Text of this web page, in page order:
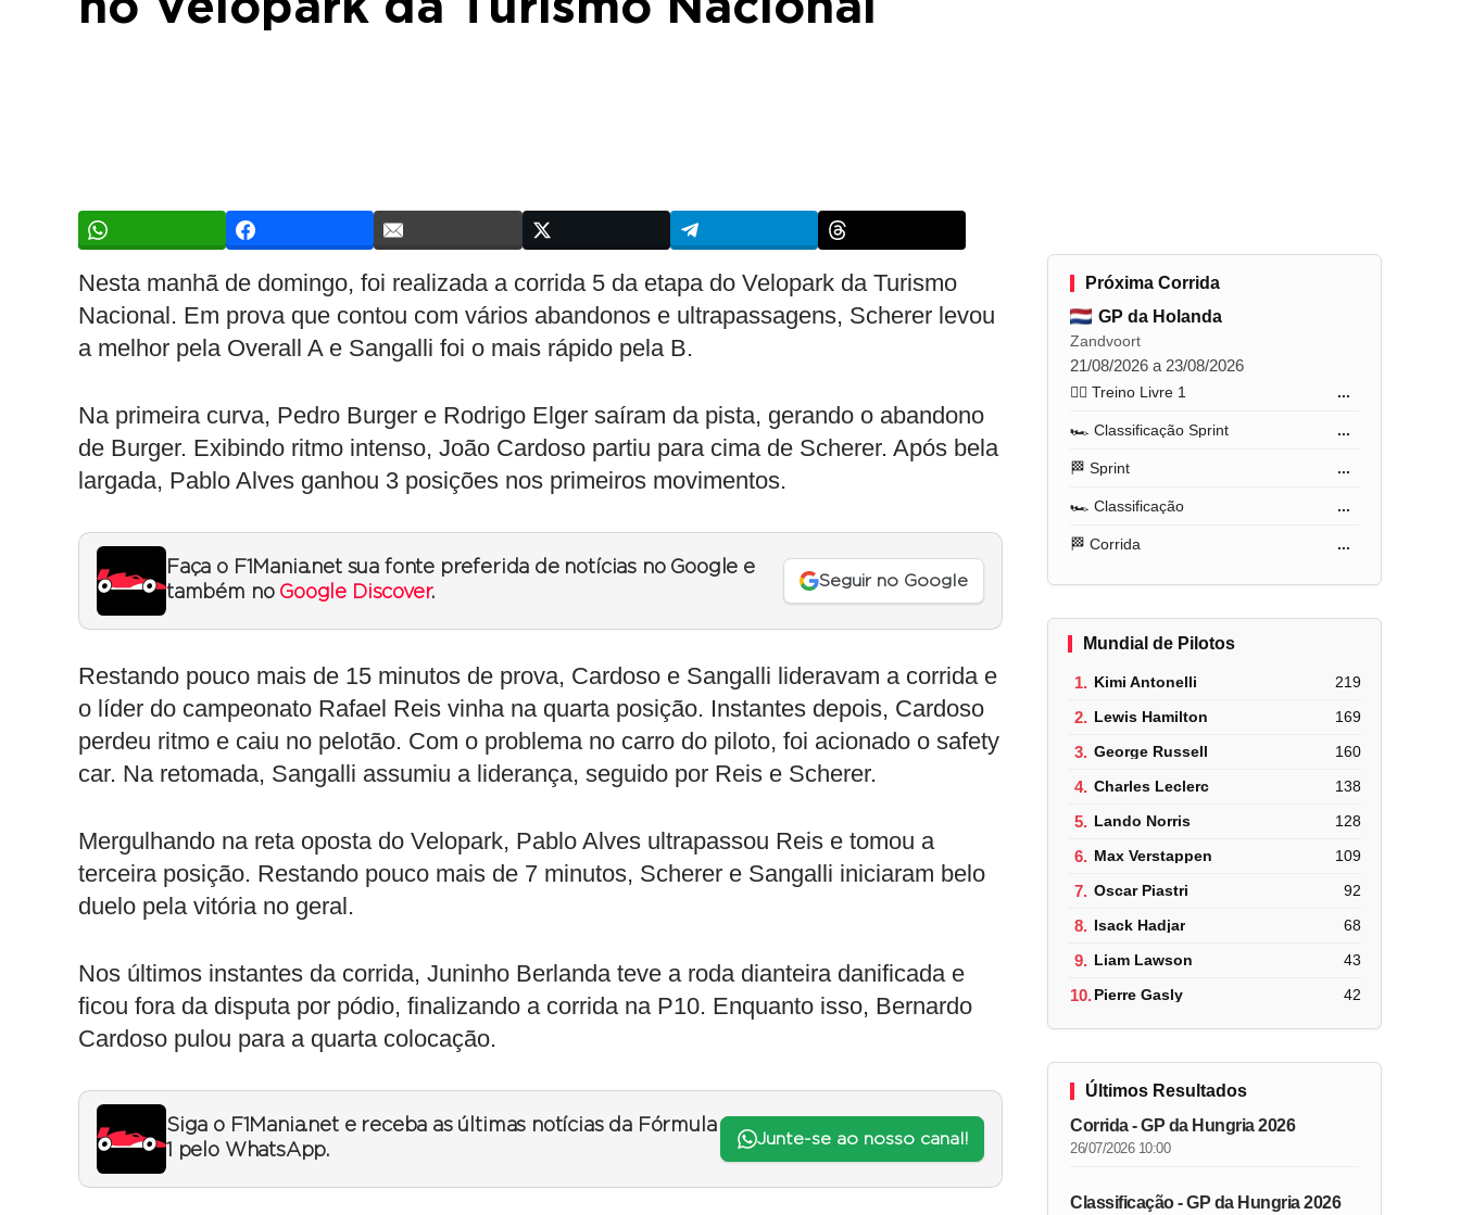
Nesta manhã de domingo, foi realizada a corrida 5 da etapa do Velopark da Turismo
Nacional. Em prova que contou com vários abandonos e ultrapassagens, Scherer levou
a melhor pela Overall A e Sangalli foi o mais rápido pela B.
Na primeira curva, Pedro Burger e Rodrigo Elger saíram da pista, gerando o abandono
de Burger. Exibindo ritmo intenso, João Cardoso partiu para cima de Scherer. Após bela
largada, Pablo Alves ganhou 3 posições nos primeiros movimentos.
Faça o F1Mania.net sua fonte preferida de notícias no Google e
também no Google Discover.
Seguir no Google
Restando pouco mais de 15 minutos de prova, Cardoso e Sangalli lideravam a corrida e
o líder do campeonato Rafael Reis vinha na quarta posição. Instantes depois, Cardoso
perdeu ritmo e caiu no pelotão. Com o problema no carro do piloto, foi acionado o safety
car. Na retomada, Sangalli assumiu a liderança, seguido por Reis e Scherer.
Mergulhando na reta oposta do Velopark, Pablo Alves ultrapassou Reis e tomou a
terceira posição. Restando pouco mais de 7 minutos, Scherer e Sangalli iniciaram belo
duelo pela vitória no geral.
Nos últimos instantes da corrida, Juninho Berlanda teve a roda dianteira danificada e
ficou fora da disputa por pódio, finalizando a corrida na P10. Enquanto isso, Bernardo
Cardoso pulou para a quarta colocação.
Siga o F1Mania.net e receba as últimas notícias da Fórmula
1 pelo WhatsApp.
Junte-se ao nosso canal!
Próxima Corrida
GP da Holanda
Zandvoort
21/08/2026 a 23/08/2026
🏋️‍♂️ Treino Livre 1 ...
🏎️ Classificação Sprint ...
🏁 Sprint ...
🏎️ Classificação ...
🏁 Corrida ...
Mundial de Pilotos
1. Kimi Antonelli 219
2. Lewis Hamilton 169
3. George Russell 160
4. Charles Leclerc 138
5. Lando Norris 128
6. Max Verstappen 109
7. Oscar Piastri 92
8. Isack Hadjar 68
9. Liam Lawson 43
10.Pierre Gasly 42
Últimos Resultados
Corrida - GP da Hungria 2026
26/07/2026 10:00
Classificação - GP da Hungria 2026